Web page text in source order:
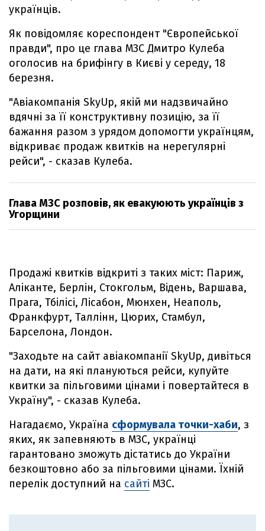
українців.
Як повідомляє кореспондент "Європейської
правди", про це глава МЗС Дмитро Кулеба
оголосив на брифінгу в Києві у середу, 18
березня.
"Авіакомпанія SkyUp, якій ми надзвичайно
вдячні за її конструктивну позицію, за її
бажання разом з урядом допомогти українцям,
відкриває продаж квитків на нерегулярні
рейси", - сказав Кулеба.
Глава МЗС розповів, як евакуюють українців з
Угорщини
Продажі квитків відкриті з таких міст: Париж,
Аліканте, Берлін, Стокгольм, Відень, Варшава,
Прага, Тбілісі, Лісабон, Мюнхен, Неаполь,
Франкфурт, Таллінн, Цюрих, Стамбул,
Барселона, Лондон.
"Заходьте на сайт авіакомпанії SkyUp, дивіться
на дати, на які плануються рейси, купуйте
квитки за пільговими цінами і повертайтеся в
Україну", - сказав Кулеба.
Нагадаємо, Україна сформувала точки-хаби, з
яких, як запевняють в МЗС, українці
гарантовано зможуть дістатись до України
безкоштовно або за пільговими цінами. Їхній
перелік доступний на сайті МЗС.